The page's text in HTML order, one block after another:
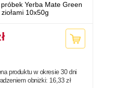
Yerba Mate Green
10x50g
produktu w okresie 30 dni
obniżki: 16,33 zł